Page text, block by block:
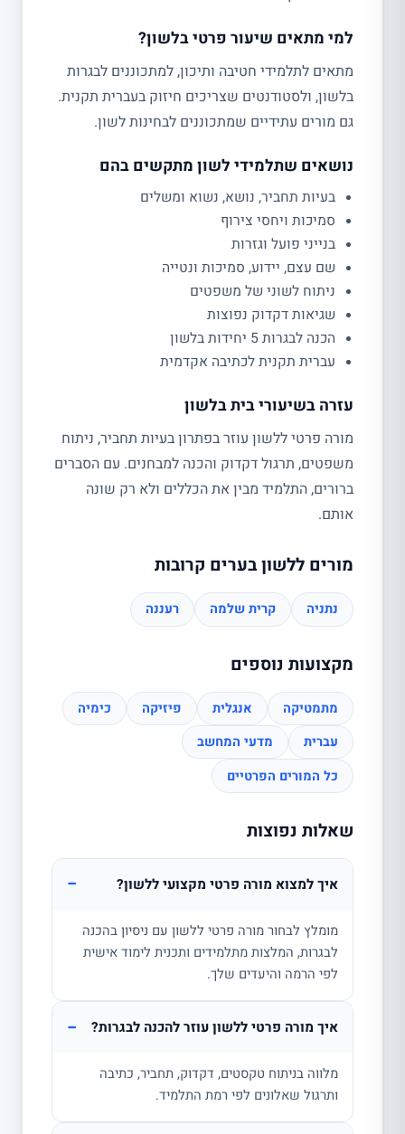
למי מתאים שיעור פרטי בלשון?
מתאים לתלמידי חטיבה ותיכון, למתכוננים לבגרות
בלשון, ולסטודנטים שצריכים חיזוק בעברית תקנית.
גם מורים עתידיים שמתכוננים לבחינות לשון.
נושאים שתלמידי לשון מתקשים בהם
בעיות תחביר, נושא, נשוא ומשלים
סמיכות ויחסי צירוף
בנייני פועל וגזרות
שם עצם, יידוע, סמיכות ונטייה
ניתוח לשוני של משפטים
שגיאות דקדוק נפוצות
הכנה לבגרות 5 יחידות בלשון
עברית תקנית לכתיבה אקדמית
עזרה בשיעורי בית בלשון
מורה פרטי ללשון עוזר בפתרון בעיות תחביר, ניתוח
משפטים, תרגול דקדוק והכנה למבחנים. עם הסברים
ברורים, התלמיד מבין את הכללים ולא רק שונה
אותם.
מורים ללשון בערים קרובות
נתניה קרית שלמה רעננה
מקצועות נוספים
מתמטיקה אנגלית פיזיקה
כימיה
עברית
מדעי המחשב
כל המורים הפרטיים
שאלות נפוצות
איך למצוא מורה פרטי מקצועי ללשון? −
מומלץ לבחור מורה פרטי ללשון עם ניסיון בהכנה
לבגרות, המלצות מתלמידים ותכנית לימוד אישית
לפי הרמה והיעדים שלך.
איך מורה פרטי ללשון עוזר להכנה לבגרות? −
מלווה בניתוח טקסטים, דקדוק, תחביר, כתיבה
ותרגול שאלונים לפי רמת התלמיד.